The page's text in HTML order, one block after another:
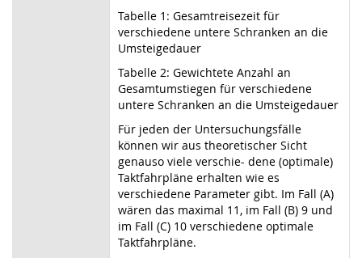
Tabelle 1: Gesamtreisezeit für
verschiedene untere Schranken an die
Umsteigedauer
Tabelle 2: Gewichtete Anzahl an
Gesamtumstiegen für verschiedene
untere Schranken an die Umsteigedauer
Für jeden der Untersuchungsfälle
können wir aus theoretischer Sicht
genauso viele verschie- dene (optimale)
Taktfahrpläne erhalten wie es
verschiedene Parameter gibt. Im Fall (A)
wären das maximal 11, im Fall (B) 9 und
im Fall (C) 10 verschiedene optimale
Taktfahrpläne.